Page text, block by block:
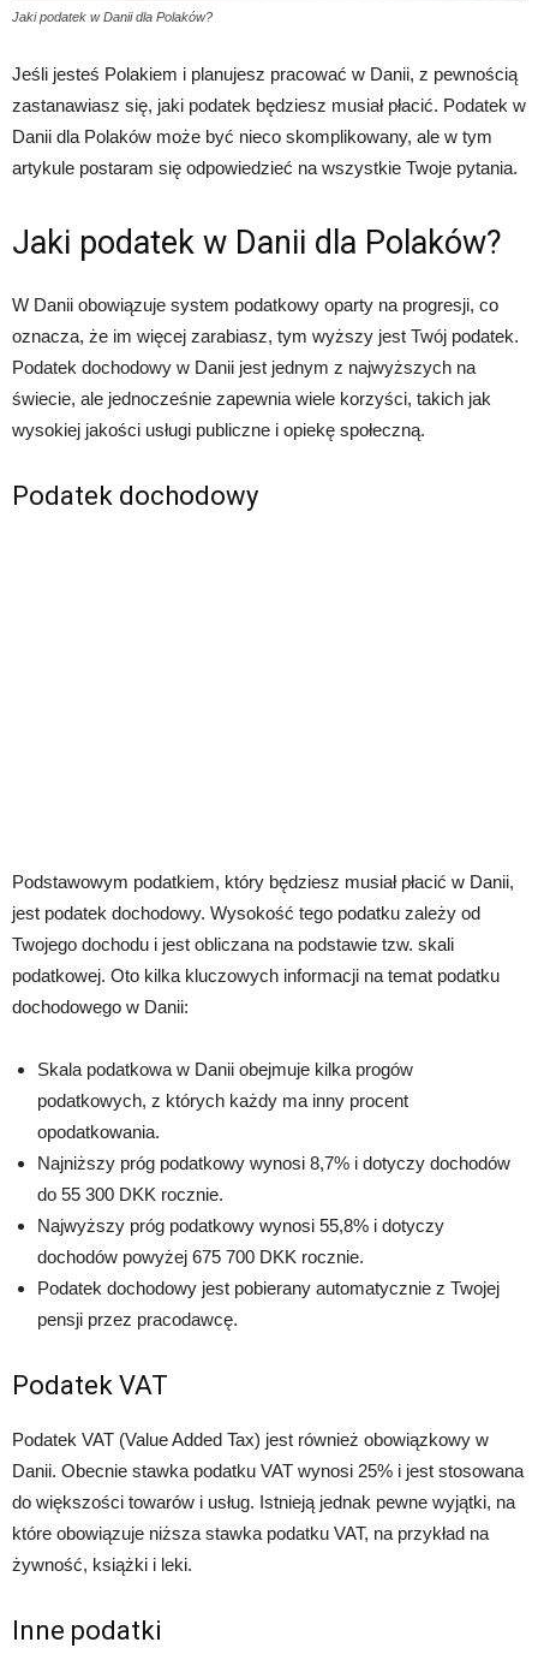
Jaki podatek w Danii dla Polaków?
Jeśli jesteś Polakiem i planujesz pracować w Danii, z pewnością
zastanawiasz się, jaki podatek będziesz musiał płacić. Podatek w
Danii dla Polaków może być nieco skomplikowany, ale w tym
artykule postaram się odpowiedzieć na wszystkie Twoje pytania.
Jaki podatek w Danii dla Polaków?
W Danii obowiązuje system podatkowy oparty na progresji, co
oznacza, że im więcej zarabiasz, tym wyższy jest Twój podatek.
Podatek dochodowy w Danii jest jednym z najwyższych na
świecie, ale jednocześnie zapewnia wiele korzyści, takich jak
wysokiej jakości usługi publiczne i opiekę społeczną.
Podatek dochodowy
Podstawowym podatkiem, który będziesz musiał płacić w Danii,
jest podatek dochodowy. Wysokość tego podatku zależy od
Twojego dochodu i jest obliczana na podstawie tzw. skali
podatkowej. Oto kilka kluczowych informacji na temat podatku
dochodowego w Danii:
Skala podatkowa w Danii obejmuje kilka progów
podatkowych, z których każdy ma inny procent
opodatkowania.
Najniższy próg podatkowy wynosi 8,7% i dotyczy dochodów
do 55 300 DKK rocznie.
Najwyższy próg podatkowy wynosi 55,8% i dotyczy
dochodów powyżej 675 700 DKK rocznie.
Podatek dochodowy jest pobierany automatycznie z Twojej
pensji przez pracodawcę.
Podatek VAT
Podatek VAT (Value Added Tax) jest również obowiązkowy w
Danii. Obecnie stawka podatku VAT wynosi 25% i jest stosowana
do większości towarów i usług. Istnieją jednak pewne wyjątki, na
które obowiązuje niższa stawka podatku VAT, na przykład na
żywność, książki i leki.
Inne podatki